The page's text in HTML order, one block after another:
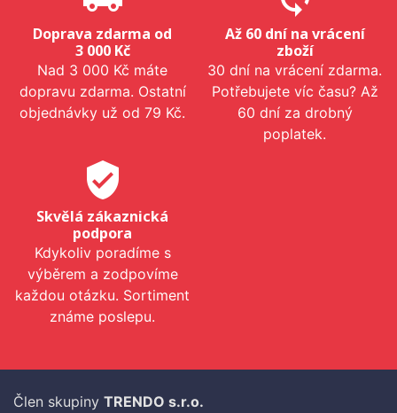
Doprava zdarma od
3 000 Kč
Nad 3 000 Kč máte
dopravu zdarma. Ostatní
objednávky už od 79 Kč.
Až 60 dní na vrácení
zboží
30 dní na vrácení zdarma.
Potřebujete víc času? Až
60 dní za drobný
poplatek.
verified_user
Skvělá zákaznická
podpora
Kdykoliv poradíme s
výběrem a zodpovíme
každou otázku. Sortiment
známe poslepu.
Člen skupiny TRENDO s.r.o.